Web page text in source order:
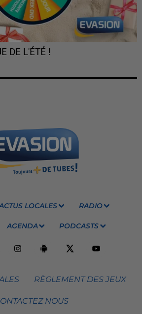
DE L'ÉTÉ !
LOCALES RADIO
AGENDA PODCASTS
RÈGLEMENT DES JEUX
NOUS